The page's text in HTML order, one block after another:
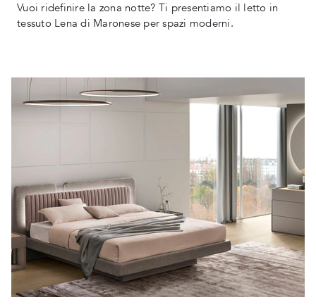
Vuoi ridefinire la zona notte? Ti presentiamo il letto in
tessuto Lena di Maronese per spazi moderni.